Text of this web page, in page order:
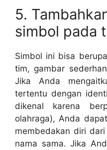
5.
simbol pada
Simbol ini bisa
tim, gambar
Jika Anda
tertentu dengan
dikenal karena
olahraga), Anda
membedakan diri
nama sama. Jika